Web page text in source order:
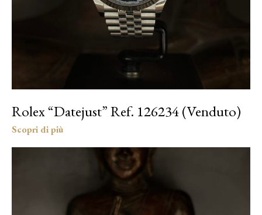
Rolex “Datejust” Ref. 126234 (Venduto)